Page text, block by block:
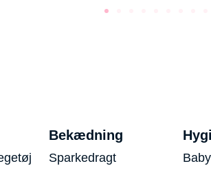
Bekædning
Sparkedragt